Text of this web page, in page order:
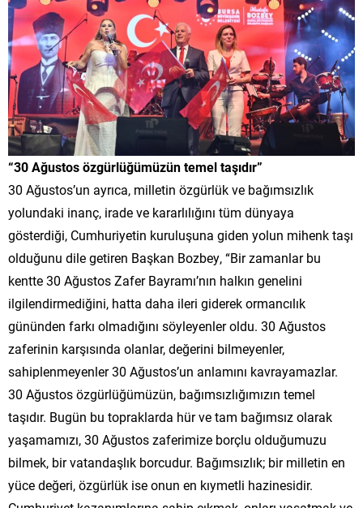
“30 Ağustos özgürlüğümüzün temel taşıdır”
30 Ağustos’un ayrıca, milletin özgürlük ve bağımsızlık
yolundaki inanç, irade ve kararlılığını tüm dünyaya
gösterdiği, Cumhuriyetin kuruluşuna giden yolun mihenk taşı
olduğunu dile getiren Başkan Bozbey, “Bir zamanlar bu
kentte 30 Ağustos Zafer Bayramı’nın halkın genelini
ilgilendirmediğini, hatta daha ileri giderek ormancılık
gününden farkı olmadığını söyleyenler oldu. 30 Ağustos
zaferinin karşısında olanlar, değerini bilmeyenler,
sahiplenmeyenler 30 Ağustos’un anlamını kavrayamazlar.
30 Ağustos özgürlüğümüzün, bağımsızlığımızın temel
taşıdır. Bugün bu topraklarda hür ve tam bağımsız olarak
yaşamamızı, 30 Ağustos zaferimize borçlu olduğumuzu
bilmek, bir vatandaşlık borcudur. Bağımsızlık; bir milletin en
yüce değeri, özgürlük ise onun en kıymetli hazinesidir.